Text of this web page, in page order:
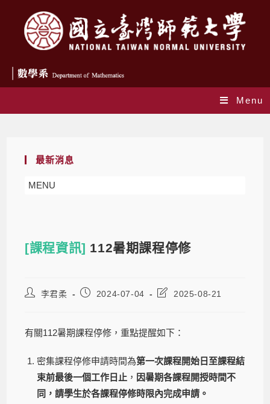
Menu
最新消息
MENU
[課程資訊] 112暑期課程停修
李君柔 2024-07-04 2025-08-21
有關112暑期課程停修，重點提醒如下：
密集課程停修申請時間為第一次課程開始日至課程結
束前最後一個工作日止 ， 因暑期各課程開授時間不
同，請學生於各課程停修時限內完成申請 。